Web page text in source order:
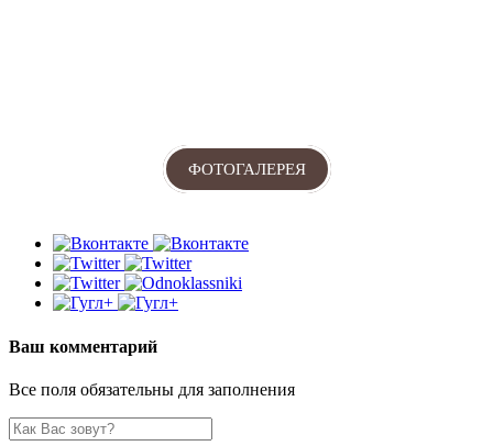
ФОТОГАЛЕРЕЯ
Ваш комментарий
Все поля обязательны для заполнения